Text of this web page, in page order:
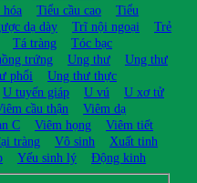
hóa Tiểu cầu cao
Tiểu
dạ dày Trĩ nội ngoại
Trẻ
Tá tràng
Tóc bạc
trứng Ung thư
Ung thư
phổi
Ung thư thực
U tuyến giáp U vú
U xơ tử
cầu thận
Viêm dạ
C Viêm họng
Viêm tiết
tràng Vô sinh
Xuất tinh
Yếu sinh lý Động kinh